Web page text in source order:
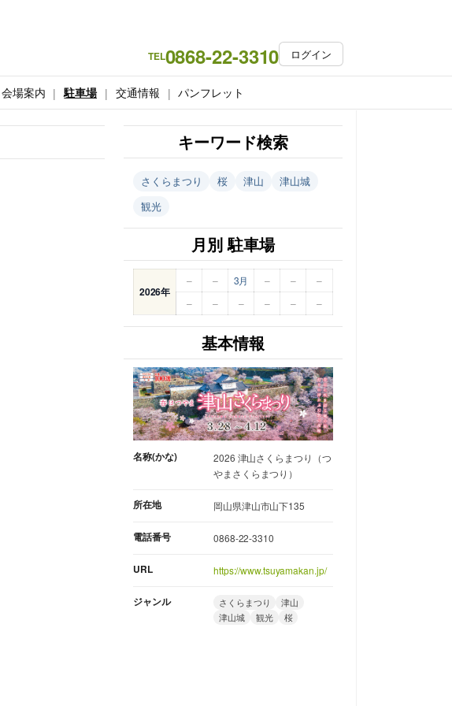
TEL0868-22-3310 ログイン
会場案内 駐車場 交通情報 パンフレット
キーワード検索
さくらまつり 桜 津山
津山城
観光
月別 駐車場
2026年
– – 3月 – –
–
–
– – – – –
基本情報
名称(かな)
2026 津山さくらまつり（つ
やまさくらまつり）
所在地 岡山県津山市山下135
電話番号 0868-22-3310
URL https://www.tsuyamakan.jp/
ジャンル さくらまつり
津山
津山城
観光 桜